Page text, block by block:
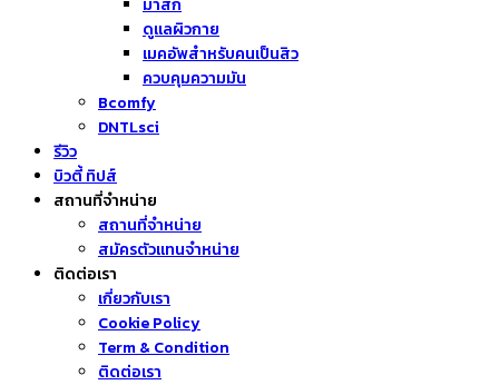
มาส์ก
ดูแลผิวกาย
เมคอัพสำหรับคนเป็นสิว
ควบคุมความมัน
Bcomfy
DNTLsci
รีวิว
บิวตี้ ทิปส์
สถานที่จำหน่าย
สถานที่จำหน่าย
สมัครตัวแทนจำหน่าย
ติดต่อเรา
เกี่ยวกับเรา
Cookie Policy
Term & Condition
ติดต่อเรา